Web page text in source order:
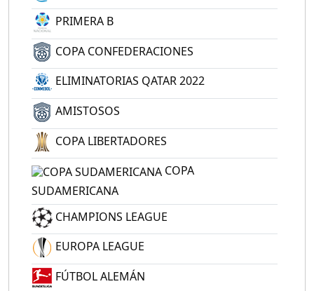
PRIMERA B
COPA CONFEDERACIONES
ELIMINATORIAS QATAR 2022
AMISTOSOS
COPA LIBERTADORES
COPA
SUDAMERICANA
CHAMPIONS LEAGUE
EUROPA LEAGUE
FÚTBOL ALEMÁN